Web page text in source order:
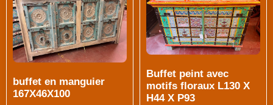
buffet en manguier
167X46X100
Buffet peint avec
motifs floraux L130 X
H44 X P93